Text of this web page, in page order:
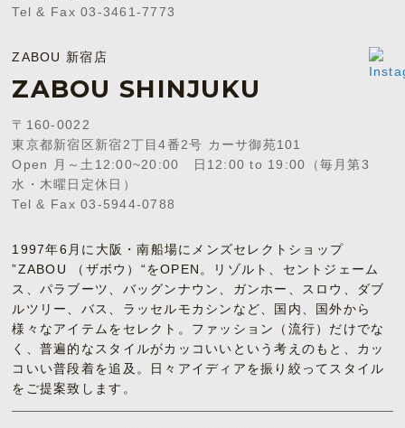
Tel & Fax 03-3461-7773
ZABOU 新宿店
ZABOU SHINJUKU
〒160-0022
東京都新宿区新宿2丁目4番2号 カーサ御苑101
Open 月～土12:00~20:00 日12:00 to 19:00（毎月第3
水・木曜日定休日）
Tel & Fax 03-5944-0788
1997年6月に大阪・南船場にメンズセレクトショップ
”ZABOU （ザボウ）“をOPEN。リゾルト、セントジェーム
ス、パラブーツ、バッグンナウン、ガンホー、スロウ、ダブ
ルツリー、バス、ラッセルモカシンなど、国内、国外から
様々なアイテムをセレクト。ファッション（流行）だけでな
く、普遍的なスタイルがカッコいいという考えのもと、カッ
コいい普段着を追及。日々アイディアを振り絞ってスタイル
をご提案致します。